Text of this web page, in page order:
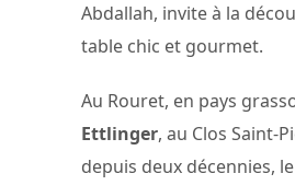
Abdallah, invite à la
table chic et gourmet.
Au Rouret, en pays
Ettlinger, au Clos Saint-
depuis deux décennies,